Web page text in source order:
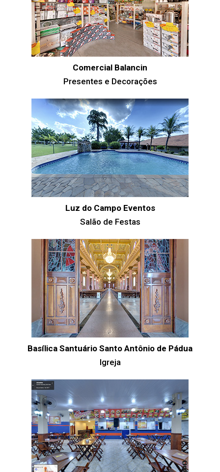
Comercial Balancin
Presentes e Decorações
Luz do Campo Eventos
Salão de Festas
Basílica Santuário Santo Antônio de Pádua
Igreja